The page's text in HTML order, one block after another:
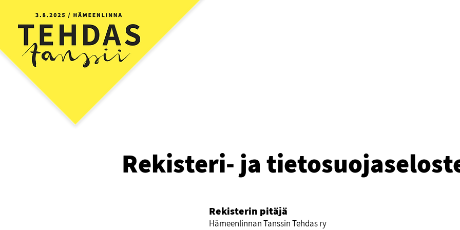
Rekisteri- ja
Rekisterin pitäjä
Hämeenlinnan Tanssin Tehdas ry